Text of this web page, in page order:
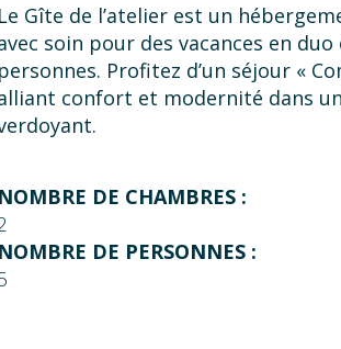
Le Gîte de l’atelier est un
soin pour des vacances en
personnes. Profitez d’un séjour «
confort et modernité dans
NOMBRE DE CHAMBRES :
NOMBRE DE PERSONNES :